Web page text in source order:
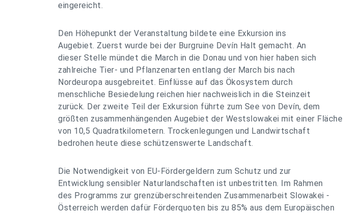
eingereicht.
Den Höhepunkt der Veranstaltung bildete eine Exkursion ins
Augebiet. Zuerst wurde bei der Burgruine Devín Halt gemacht. An
dieser Stelle mündet die March in die Donau und von hier haben sich
zahlreiche Tier- und Pflanzenarten entlang der March bis nach
Nordeuropa ausgebreitet. Einflüsse auf das Ökosystem durch
menschliche Besiedelung reichen hier nachweislich in die Steinzeit
zurück. Der zweite Teil der Exkursion führte zum See von Devín, dem
größten zusammenhängenden Augebiet der Westslowakei mit einer Fläche
von 10,5 Quadratkilometern. Trockenlegungen und Landwirtschaft
bedrohen heute diese schützenswerte Landschaft.
Die Notwendigkeit von EU-Fördergeldern zum Schutz und zur
Entwicklung sensibler Naturlandschaften ist unbestritten. Im Rahmen
des Programms zur grenzüberschreitenden Zusammenarbeit Slowakei -
Österreich werden dafür Förderquoten bis zu 85% aus dem Europäischen